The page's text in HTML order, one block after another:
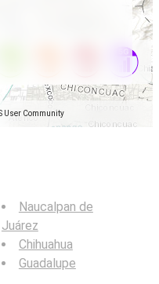
User Community
Naucalpan de
Juárez
Chihuahua
Guadalupe